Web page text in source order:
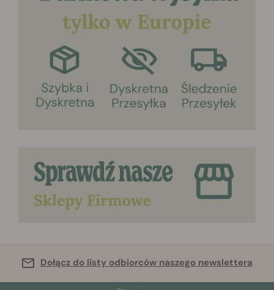
Dołącz do listy odbiorców naszego newslettera